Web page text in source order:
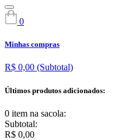
0
Minhas compras
R$ 0,00 (Subtotal)
Últimos produtos adicionados:
0 item na sacola:
Subtotal:
R$ 0,00